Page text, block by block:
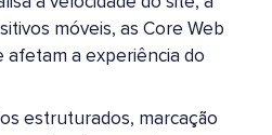
móveis, as Core Web
a experiência do
estruturados, marcação